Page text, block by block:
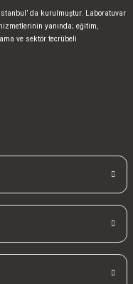
da kurulmuştur. Laboratuvar
yanında; eğitim,
ve sektör tecrübeli